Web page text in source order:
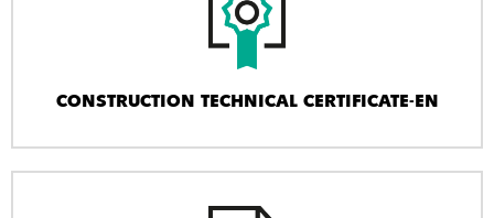
CONSTRUCTION TECHNICAL CERTIFICATE-EN